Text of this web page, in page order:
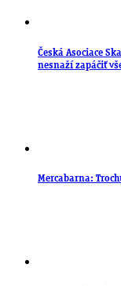
Česká Asociace
nesnaží zapáčiť
Mercabarna: